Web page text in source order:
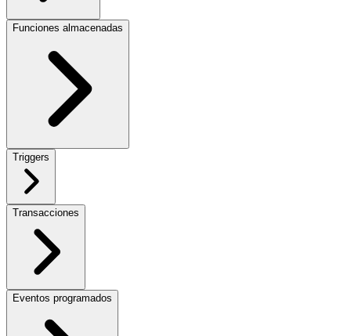
Funciones almacenadas
Triggers
Transacciones
Eventos programados